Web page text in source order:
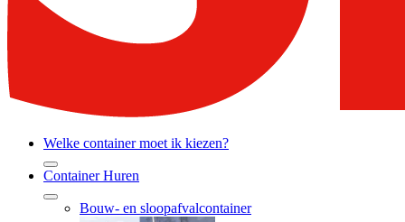
Welke container moet ik kiezen?
Container Huren
Bouw- en sloopafvalcontainer